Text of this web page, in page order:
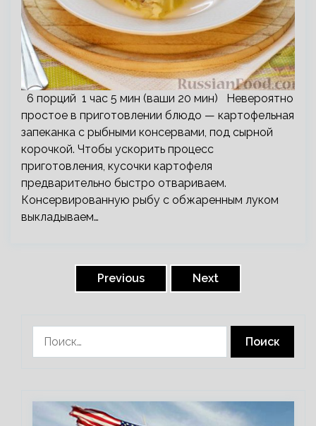
6 порций 1 час 5 мин (ваши 20 мин) Невероятно
простое в приготовлении блюдо — картофельная
запеканка с рыбными консервами, под сырной
корочкой. Чтобы ускорить процесс
приготовления, кусочки картофеля
предварительно быстро отвариваем.
Консервированную рыбу с обжаренным луком
выкладываем…
Previous Next